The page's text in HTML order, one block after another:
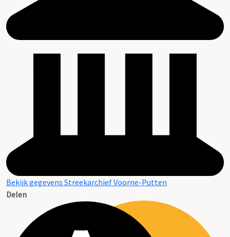
Bekijk gegevens Streekarchief Voorne-Putten
Delen